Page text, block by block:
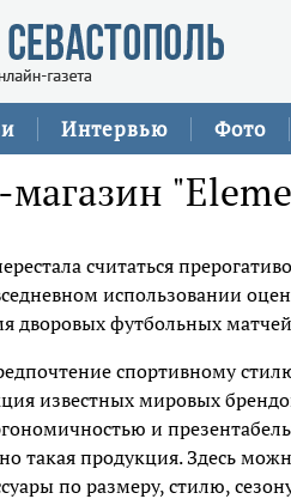
Интервью Фото
считаться
использовании
дворовых футбольных
спортивному
известных мировых
и
такая продукция. Здесь
по размеру, стилю,